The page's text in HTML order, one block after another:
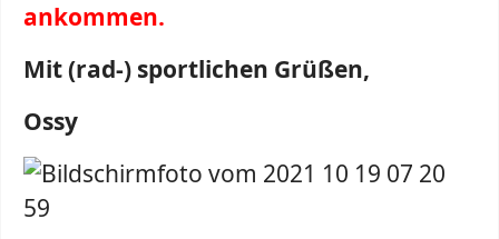
ankommen.
Mit (rad-) sportlichen Grüßen,
Ossy